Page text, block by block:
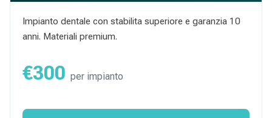
Impianto dentale con stabilita superiore e garanzia 10
anni. Materiali premium.
€300 per impianto